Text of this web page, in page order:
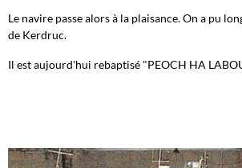
Le navire passe alors à la plaisance. On a pu
de Kerdruc.
Il est aujourd'hui rebaptisé "PEOCH HA